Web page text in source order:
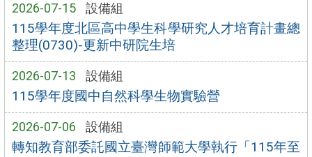
2026-07-15 設備組
115學年度北區高中學生科學研究人才培育計畫總
整理(0730)-更新中研院生培
2026-07-13 設備組
115學年度國中自然科學生物實驗營
2026-07-06 設備組
轉知教育部委託國立臺灣師範大學執行「115年至